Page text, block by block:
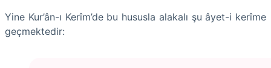
Yine Kur’ân-ı Kerîm’de bu hususla alakalı şu âyet-i kerîme
geçmektedir: